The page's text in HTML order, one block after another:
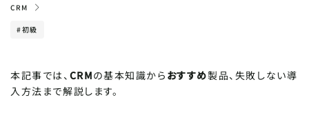
CRM
#初級
本記事では、 CRMの基本知識から おすすめ製品、失敗しない導
入方法まで解説します。
POPULARITY
Windowsパソコンの便利な機能一覧！目からウ
ロコのビジネス活用術